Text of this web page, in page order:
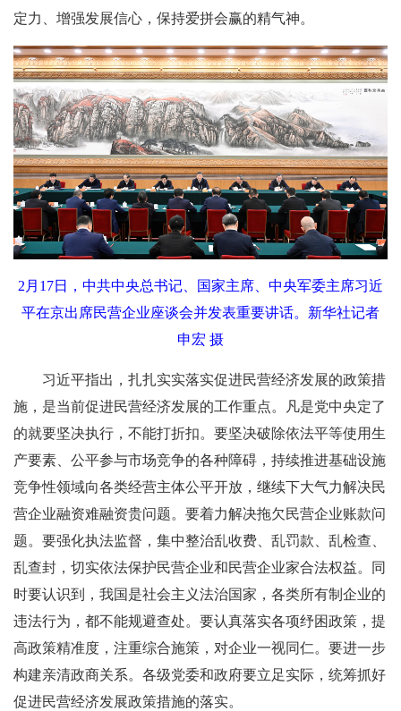
定力、增强发展信心，保持爱拼会赢的精气神。
2月17日，中共中央总书记、国家主席、中央军委主席习近
平在京出席民营企业座谈会并发表重要讲话。新华社记者
申宏 摄
习近平指出，扎扎实实落实促进民营经济发展的政策措
施，是当前促进民营经济发展的工作重点。凡是党中央定了
的就要坚决执行，不能打折扣。要坚决破除依法平等使用生
产要素、公平参与市场竞争的各种障碍，持续推进基础设施
竞争性领域向各类经营主体公平开放，继续下大气力解决民
营企业融资难融资贵问题。要着力解决拖欠民营企业账款问
题。要强化执法监督，集中整治乱收费、乱罚款、乱检查、
乱查封，切实依法保护民营企业和民营企业家合法权益。同
时要认识到，我国是社会主义法治国家，各类所有制企业的
违法行为，都不能规避查处。要认真落实各项纾困政策，提
高政策精准度，注重综合施策，对企业一视同仁。要进一步
构建亲清政商关系。各级党委和政府要立足实际，统筹抓好
促进民营经济发展政策措施的落实。